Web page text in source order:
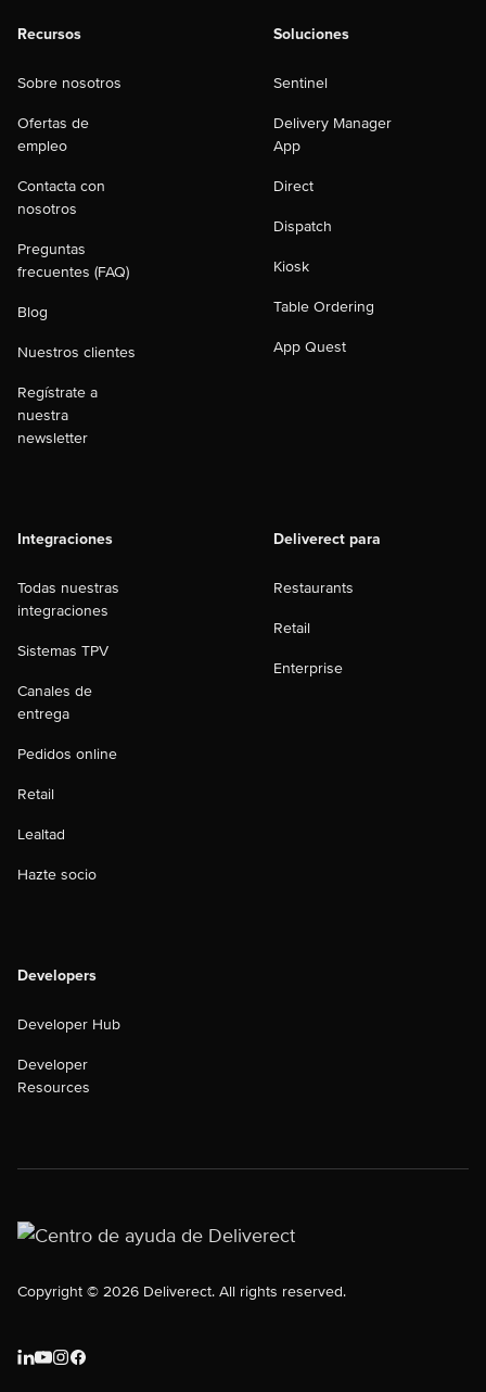
Recursos
Sobre nosotros
Ofertas de
empleo
Contacta con
nosotros
Preguntas
frecuentes (FAQ)
Blog
Nuestros clientes
Regístrate a
nuestra
newsletter
Soluciones
Sentinel
Delivery Manager
App
Direct
Dispatch
Kiosk
Table Ordering
App Quest
Integraciones
Todas nuestras
integraciones
Sistemas TPV
Canales de
entrega
Pedidos online
Retail
Lealtad
Hazte socio
Deliverect para
Restaurants
Retail
Enterprise
Developers
Developer Hub
Developer
Resources
Copyright © 2026 Deliverect. All rights reserved.